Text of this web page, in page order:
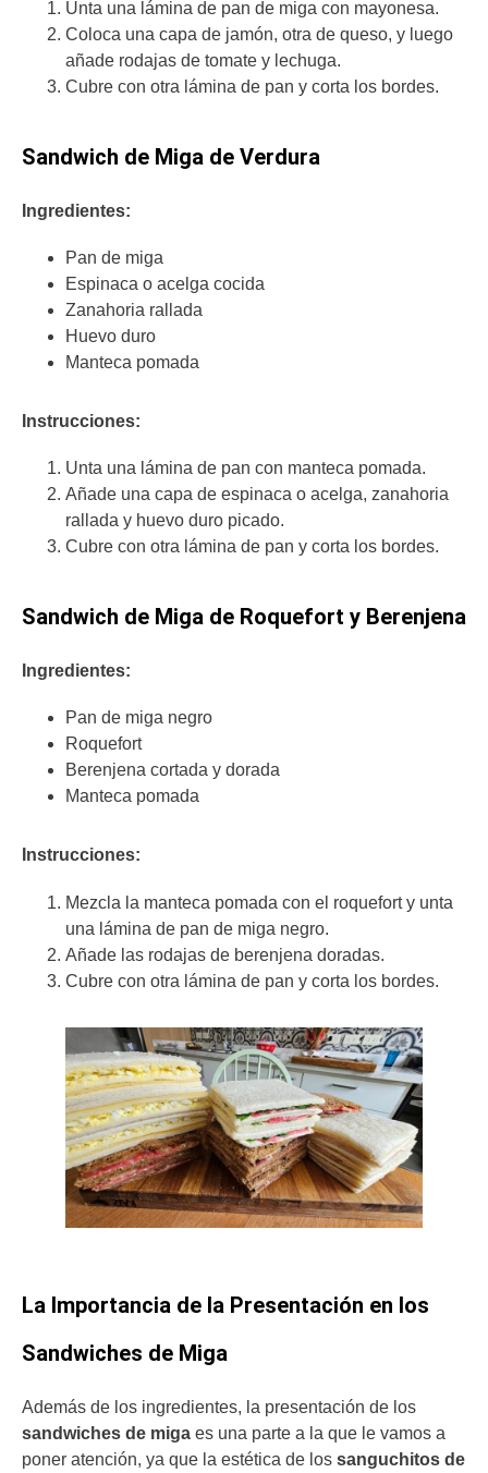
Unta una lámina de pan de miga con mayonesa.
Coloca una capa de jamón, otra de queso, y luego
añade rodajas de tomate y lechuga.
Cubre con otra lámina de pan y corta los bordes.
Sandwich de Miga de Verdura
Ingredientes:
Pan de miga
Espinaca o acelga cocida
Zanahoria rallada
Huevo duro
Manteca pomada
Instrucciones:
Unta una lámina de pan con manteca pomada.
Añade una capa de espinaca o acelga, zanahoria
rallada y huevo duro picado.
Cubre con otra lámina de pan y corta los bordes.
Sandwich de Miga de Roquefort y Berenjena
Ingredientes:
Pan de miga negro
Roquefort
Berenjena cortada y dorada
Manteca pomada
Instrucciones:
Mezcla la manteca pomada con el roquefort y unta
una lámina de pan de miga negro.
Añade las rodajas de berenjena doradas.
Cubre con otra lámina de pan y corta los bordes.
La Importancia de la Presentación en los
Sandwiches de Miga
Además de los ingredientes, la presentación de los
sandwiches de miga es una parte a la que le vamos a
poner atención, ya que la estética de los sanguchitos de